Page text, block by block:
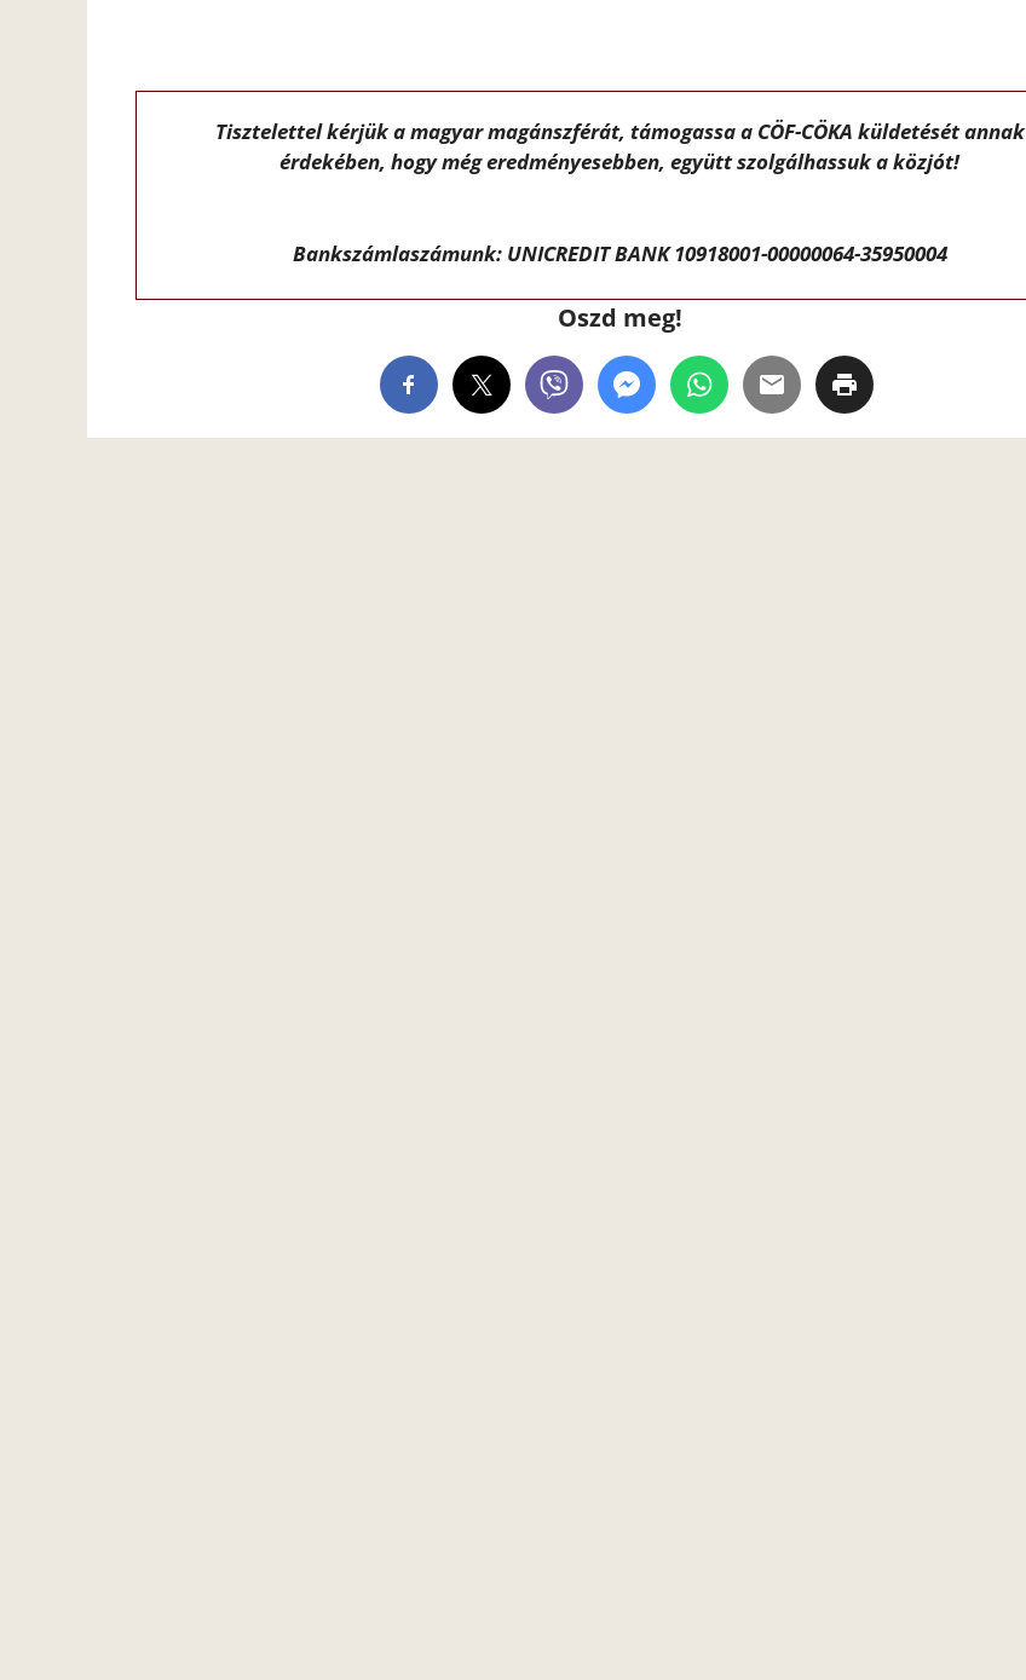
Tisztelettel kérjük a magyar magánszférát, támogassa a CÖF-CÖKA küldetését annak
érdekében, hogy még eredményesebben, együtt szolgálhassuk a közjót!
Bankszámlaszámunk: UNICREDIT BANK 10918001-00000064-35950004
Oszd meg!